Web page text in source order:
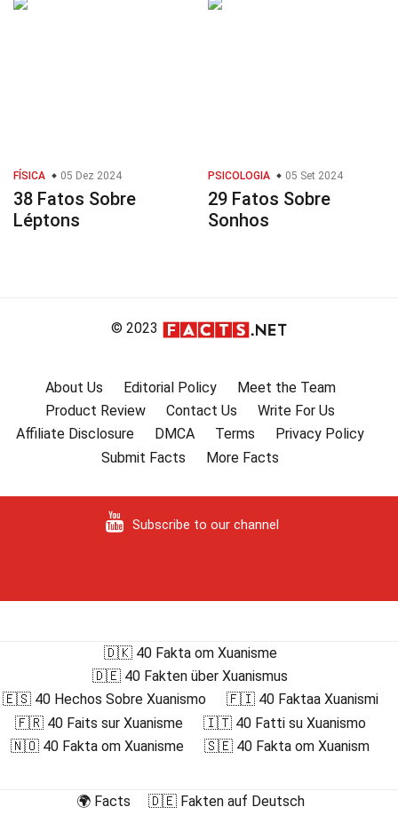
FÍSICA 05 Dez 2024
38 Fatos Sobre
Léptons
PSICOLOGIA 05 Set 2024
29 Fatos Sobre
Sonhos
© 2023
About Us Editorial Policy
Meet the Team
Product Review
Contact Us
Write For Us
Affiliate Disclosure
DMCA Terms
Privacy Policy
Submit Facts
More Facts
Subscribe to our channel
🇩🇰 40 Fakta om Xuanisme
🇩🇪 40 Fakten über Xuanismus
🇪🇸 40 Hechos Sobre Xuanismo
🇫🇮 40 Faktaa Xuanismi
🇫🇷 40 Faits sur Xuanisme
🇮🇹 40 Fatti su Xuanismo
🇳🇴 40 Fakta om Xuanisme
🇸🇪 40 Fakta om Xuanism
🌍 Facts 🇩🇪 Fakten auf Deutsch